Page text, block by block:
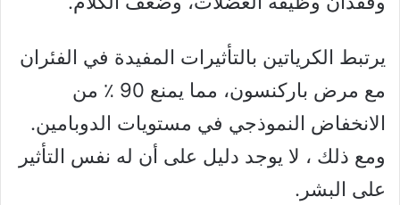
يرتبط الكرياتين بالتأثيرات المفيدة في الفئران
مع مرض باركنسون، مما يمنع 90 ٪ من
الانخفاض النموذجي في مستويات الدوبامين.
ومع ذلك ، لا يوجد دليل على أن له نفس التأثير
على البشر.